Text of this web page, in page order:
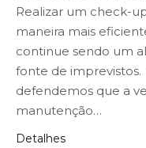
Realizar um check-
maneira mais
continue sendo um
fonte de
defendemos que a
manutenção…
Detalhes